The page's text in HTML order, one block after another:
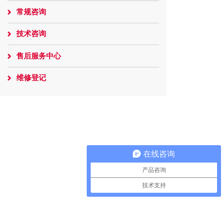
常规咨询
技术咨询
售后服务中心
维修登记
在线咨询
产品咨询
技术支持